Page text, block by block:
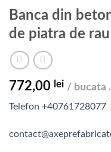
Banca din
de piatra de rau
772,00 lei / bucata
Telefon +40761728077